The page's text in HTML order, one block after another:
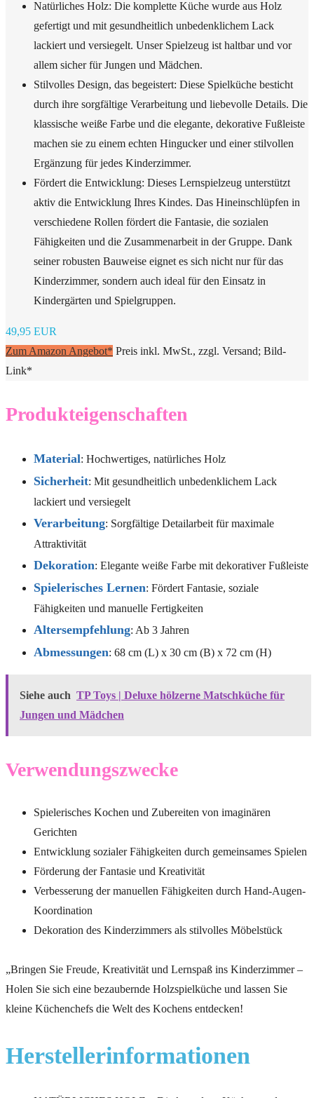
Natürliches Holz: Die komplette Küche wurde aus Holz
gefertigt und mit gesundheitlich unbedenklichem Lack
lackiert und versiegelt. Unser Spielzeug ist haltbar und vor
allem sicher für Jungen und Mädchen.
Stilvolles Design, das begeistert: Diese Spielküche besticht
durch ihre sorgfältige Verarbeitung und liebevolle Details. Die
klassische weiße Farbe und die elegante, dekorative Fußleiste
machen sie zu einem echten Hingucker und einer stilvollen
Ergänzung für jedes Kinderzimmer.
Fördert die Entwicklung: Dieses Lernspielzeug unterstützt
aktiv die Entwicklung Ihres Kindes. Das Hineinschlüpfen in
verschiedene Rollen fördert die Fantasie, die sozialen
Fähigkeiten und die Zusammenarbeit in der Gruppe. Dank
seiner robusten Bauweise eignet es sich nicht nur für das
Kinderzimmer, sondern auch ideal für den Einsatz in
Kindergärten und Spielgruppen.
49,95 EUR
Zum Amazon Angebot* Preis inkl. MwSt., zzgl. Versand; Bild-
Link*
Produkteigenschaften
Material: Hochwertiges, natürliches Holz
Sicherheit: Mit gesundheitlich unbedenklichem Lack
lackiert und versiegelt
Verarbeitung: Sorgfältige Detailarbeit für maximale
Attraktivität
Dekoration: Elegante weiße Farbe mit dekorativer Fußleiste
Spielerisches Lernen: Fördert Fantasie, soziale
Fähigkeiten und manuelle Fertigkeiten
Altersempfehlung: Ab 3 Jahren
Abmessungen: 68 cm (L) x 30 cm (B) x 72 cm (H)
Siehe auch TP Toys | Deluxe hölzerne Matschküche für
Jungen und Mädchen
Verwendungszwecke
Spielerisches Kochen und Zubereiten von imaginären
Gerichten
Entwicklung sozialer Fähigkeiten durch gemeinsames Spielen
Förderung der Fantasie und Kreativität
Verbesserung der manuellen Fähigkeiten durch Hand-Augen-
Koordination
Dekoration des Kinderzimmers als stilvolles Möbelstück
„Bringen Sie Freude, Kreativität und Lernspaß ins Kinderzimmer –
Holen Sie sich eine bezaubernde Holzspielküche und lassen Sie
kleine Küchenchefs die Welt des Kochens entdecken!
Herstellerinformationen